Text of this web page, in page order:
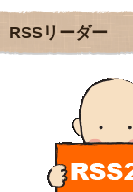
2011年10月(31)
2011年9月(24)
2011年8月(21)
2011年6月(13)
2011年5月
2011年4月
(17)
2011年3月(15)
2011年2月(22)
2011年1月(22)
地域のライターさん
小豆島 圓満寺
新聞屋の道具箱
新聞社で使われる用
makotoさんの御
東京の巡礼記です
POLYHEDON
いろいろなことが書
RSSリーダー